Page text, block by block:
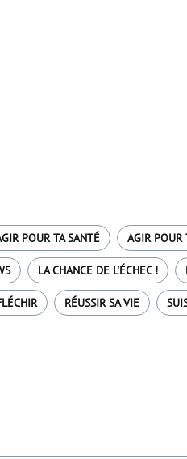
POUR TA SANTÉ AGIR POUR
LA CHANCE DE L'ÉCHEC !
RÉUSSIR SA VIE